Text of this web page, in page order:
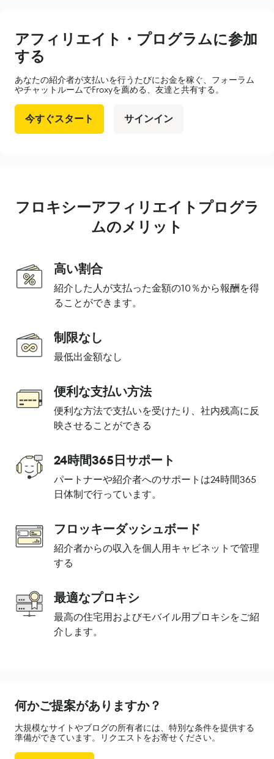
アフィリエイト・プログラムに参加
する
あなたの紹介者が支払いを行うたびにお金を稼ぐ、フォーラム
やチャットルームでFroxyを薦める、友達と共有する。
今すぐスタート サインイン
フロキシーアフィリエイトプログラ
ムのメリット
高い割合
紹介した人が支払った金額の10％から報酬を得
ることができます。
制限なし
最低出金額なし
便利な支払い方法
便利な方法で支払いを受けたり、社内残高に反
映させることができる
24時間365日サポート
パートナーや紹介者へのサポートは24時間365
日体制で行っています。
フロッキーダッシュボード
紹介者からの収入を個人用キャビネットで管理
する
最適なプロキシ
最高の住宅用およびモバイル用プロキシをご紹
介します。
何かご提案がありますか？
大規模なサイトやブログの所有者には、特別な条件を提供する
準備ができています。リクエストをお寄せください。